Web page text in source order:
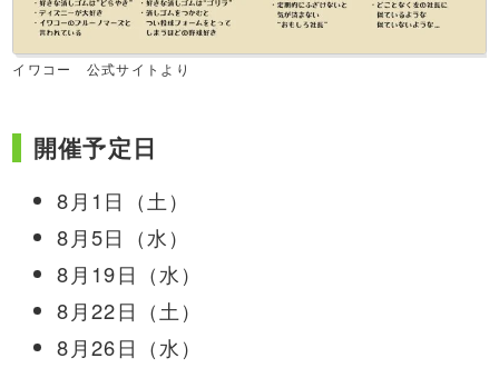
イワコー 公式サイトより
開催予定日
8月1日（土）
8月5日（水）
8月19日（水）
8月22日（土）
8月26日（水）